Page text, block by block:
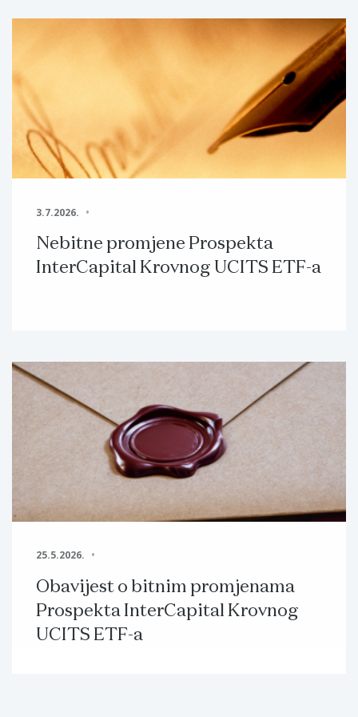
3.7.2026.
Nebitne promjene Prospekta
InterCapital Krovnog UCITS ETF-a
25.5.2026.
Obavijest o bitnim promjenama
Prospekta InterCapital Krovnog
UCITS ETF-a